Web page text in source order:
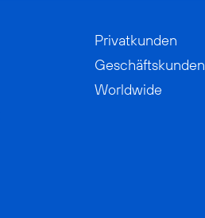
Privatkunden
Geschäftskunden
Worldwide